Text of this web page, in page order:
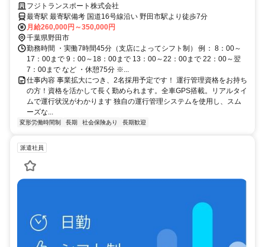
い フジトランスポート株式会社
最寄駅 最寄駅備考 国道16号線沿い 野田市駅より徒歩7分
月給260,000円～350,000円
千葉県野田市
勤務時間 ・実働7時間45分（支店によってシフト制） 例： 8：00～
17：00まで 9：00～18：00まで 13：00～22：00まで 22：00～翌
7：00まで など ・休憩75分 ※...
仕事内容 事業拡大につき、2名採用予定です！ 運行管理資格をお持ち
の方！資格を活かして長く勤められます。全車GPS搭載。リアルタイ
ムで運行状況がわかります 独自の運行管理システムを使用し、スム
ーズな...
変形労働時間制 長期 社会保険あり 長期歓迎
派遣社員